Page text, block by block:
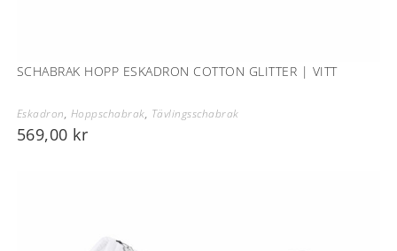
SCHABRAK HOPP ESKADRON COTTON GLITTER | VITT
Eskadron, Hoppschabrak, Tävlingsschabrak
569,00 kr